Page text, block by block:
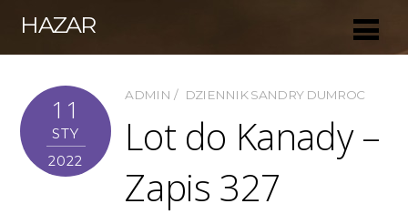
HAZAR
11
STY
2022
ADMIN DZIENNIK SANDRY DUMROC
Lot do Kanady –
Zapis 327